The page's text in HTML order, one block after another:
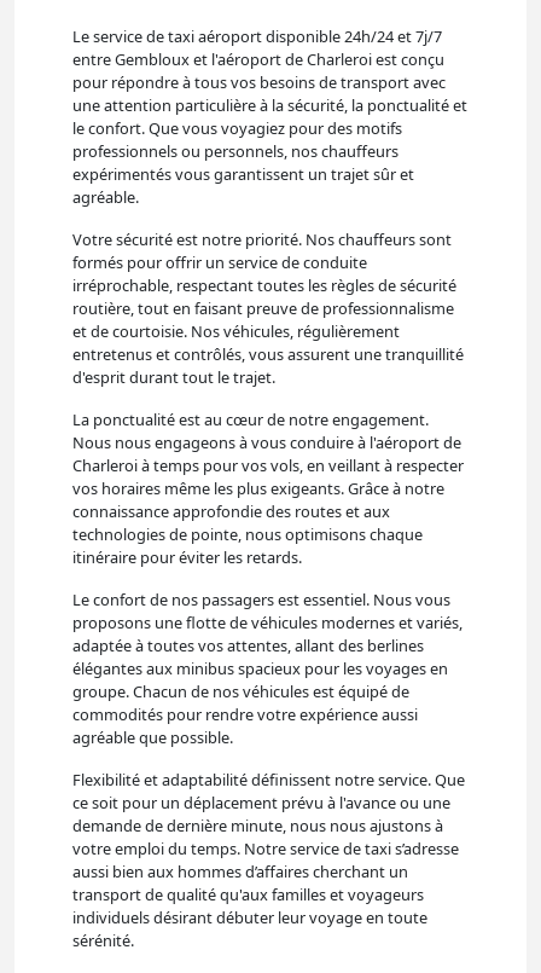
Le service de taxi aéroport disponible 24h/24 et 7j/7
entre Gembloux et l'aéroport de Charleroi est conçu
pour répondre à tous vos besoins de transport avec
une attention particulière à la sécurité, la ponctualité et
le confort. Que vous voyagiez pour des motifs
professionnels ou personnels, nos chauffeurs
expérimentés vous garantissent un trajet sûr et
agréable.
Votre sécurité est notre priorité. Nos chauffeurs sont
formés pour offrir un service de conduite
irréprochable, respectant toutes les règles de sécurité
routière, tout en faisant preuve de professionnalisme
et de courtoisie. Nos véhicules, régulièrement
entretenus et contrôlés, vous assurent une tranquillité
d'esprit durant tout le trajet.
La ponctualité est au cœur de notre engagement.
Nous nous engageons à vous conduire à l'aéroport de
Charleroi à temps pour vos vols, en veillant à respecter
vos horaires même les plus exigeants. Grâce à notre
connaissance approfondie des routes et aux
technologies de pointe, nous optimisons chaque
itinéraire pour éviter les retards.
Le confort de nos passagers est essentiel. Nous vous
proposons une flotte de véhicules modernes et variés,
adaptée à toutes vos attentes, allant des berlines
élégantes aux minibus spacieux pour les voyages en
groupe. Chacun de nos véhicules est équipé de
commodités pour rendre votre expérience aussi
agréable que possible.
Flexibilité et adaptabilité définissent notre service. Que
ce soit pour un déplacement prévu à l'avance ou une
demande de dernière minute, nous nous ajustons à
votre emploi du temps. Notre service de taxi s’adresse
aussi bien aux hommes d’affaires cherchant un
transport de qualité qu'aux familles et voyageurs
individuels désirant débuter leur voyage en toute
sérénité.